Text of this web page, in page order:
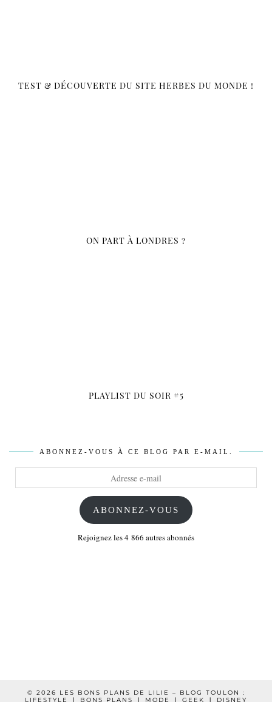
TEST & DÉCOUVERTE DU SITE HERBES DU MONDE !
ON PART À LONDRES ?
PLAYLIST DU SOIR #5
ABONNEZ-VOUS À CE BLOG PAR E-MAIL.
ABONNEZ-VOUS
Rejoignez les 4 866 autres abonnés
© 2026
LES BONS PLANS DE LILIE – BLOG TOULON :
LIFESTYLE ❘ BONS PLANS ❘ MODE ❘ GEEK ❘ DISNEY